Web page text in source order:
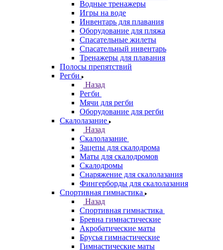
Водные тренажеры
Игры на воде
Инвентарь для плавания
Оборудование для пляжа
Спасательные жилеты
Спасательный инвентарь
Тренажеры для плавания
Полосы препятствий
Регби
Назад
Регби
Мячи для регби
Оборудование для регби
Скалолазание
Назад
Скалолазание
Зацепы для скалодрома
Маты для скалодромов
Скалодромы
Снаряжение для скалолазания
Фингерборды для скалолазания
Спортивная гимнастика
Назад
Спортивная гимнастика
Бревна гимнастические
Акробатические маты
Брусья гимнастические
Гимнастические маты